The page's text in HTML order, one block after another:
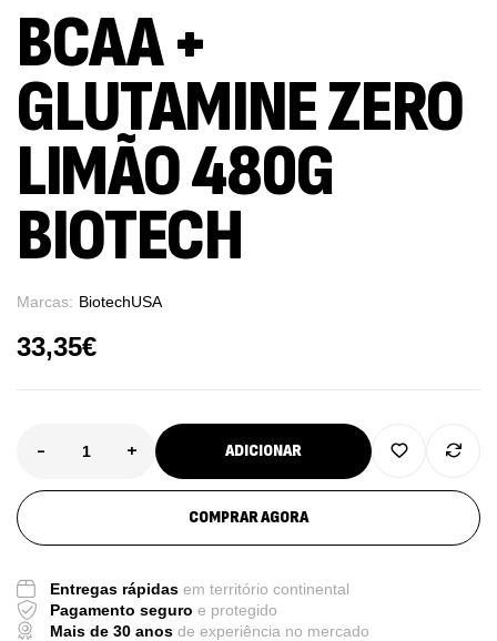
BCAA +
GLUTAMINE ZERO
LIMÃO 480G
BIOTECH
Marcas: BiotechUSA
33,35€
- + ADICIONAR
COMPRAR AGORA
Entregas rápidas em território continental
Pagamento seguro e protegido
Mais de 30 anos de experiência no mercado